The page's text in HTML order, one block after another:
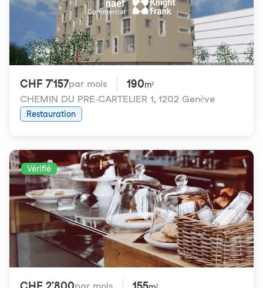
CHF 7'157par mois 190m²
CHEMIN DU PRE-CARTELIER 1, 1202 Genève
Restauration
Vérifié